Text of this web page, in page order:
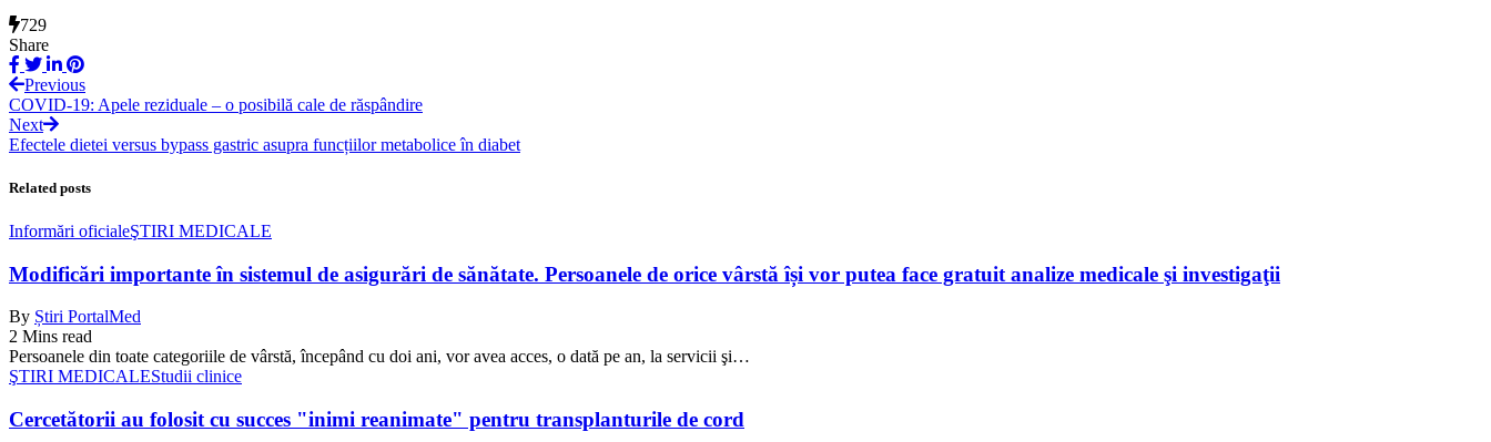
729
Share
Previous
COVID-19: Apele reziduale – o posibilă cale de răspândire
Next
Efectele dietei versus bypass gastric asupra funcțiilor metabolice în diabet
Related posts
Informări oficialeŞTIRI MEDICALE
Modificări importante în sistemul de asigurări de sănătate. Persoanele de orice vârstă își vor putea face gratuit analize medicale şi investigaţii
By Știri PortalMed
2 Mins read
Persoanele din toate categoriile de vârstă, începând cu doi ani, vor avea acces, o dată pe an, la servicii şi…
ŞTIRI MEDICALEStudii clinice
Cercetătorii au folosit cu succes "inimi reanimate" pentru transplanturile de cord